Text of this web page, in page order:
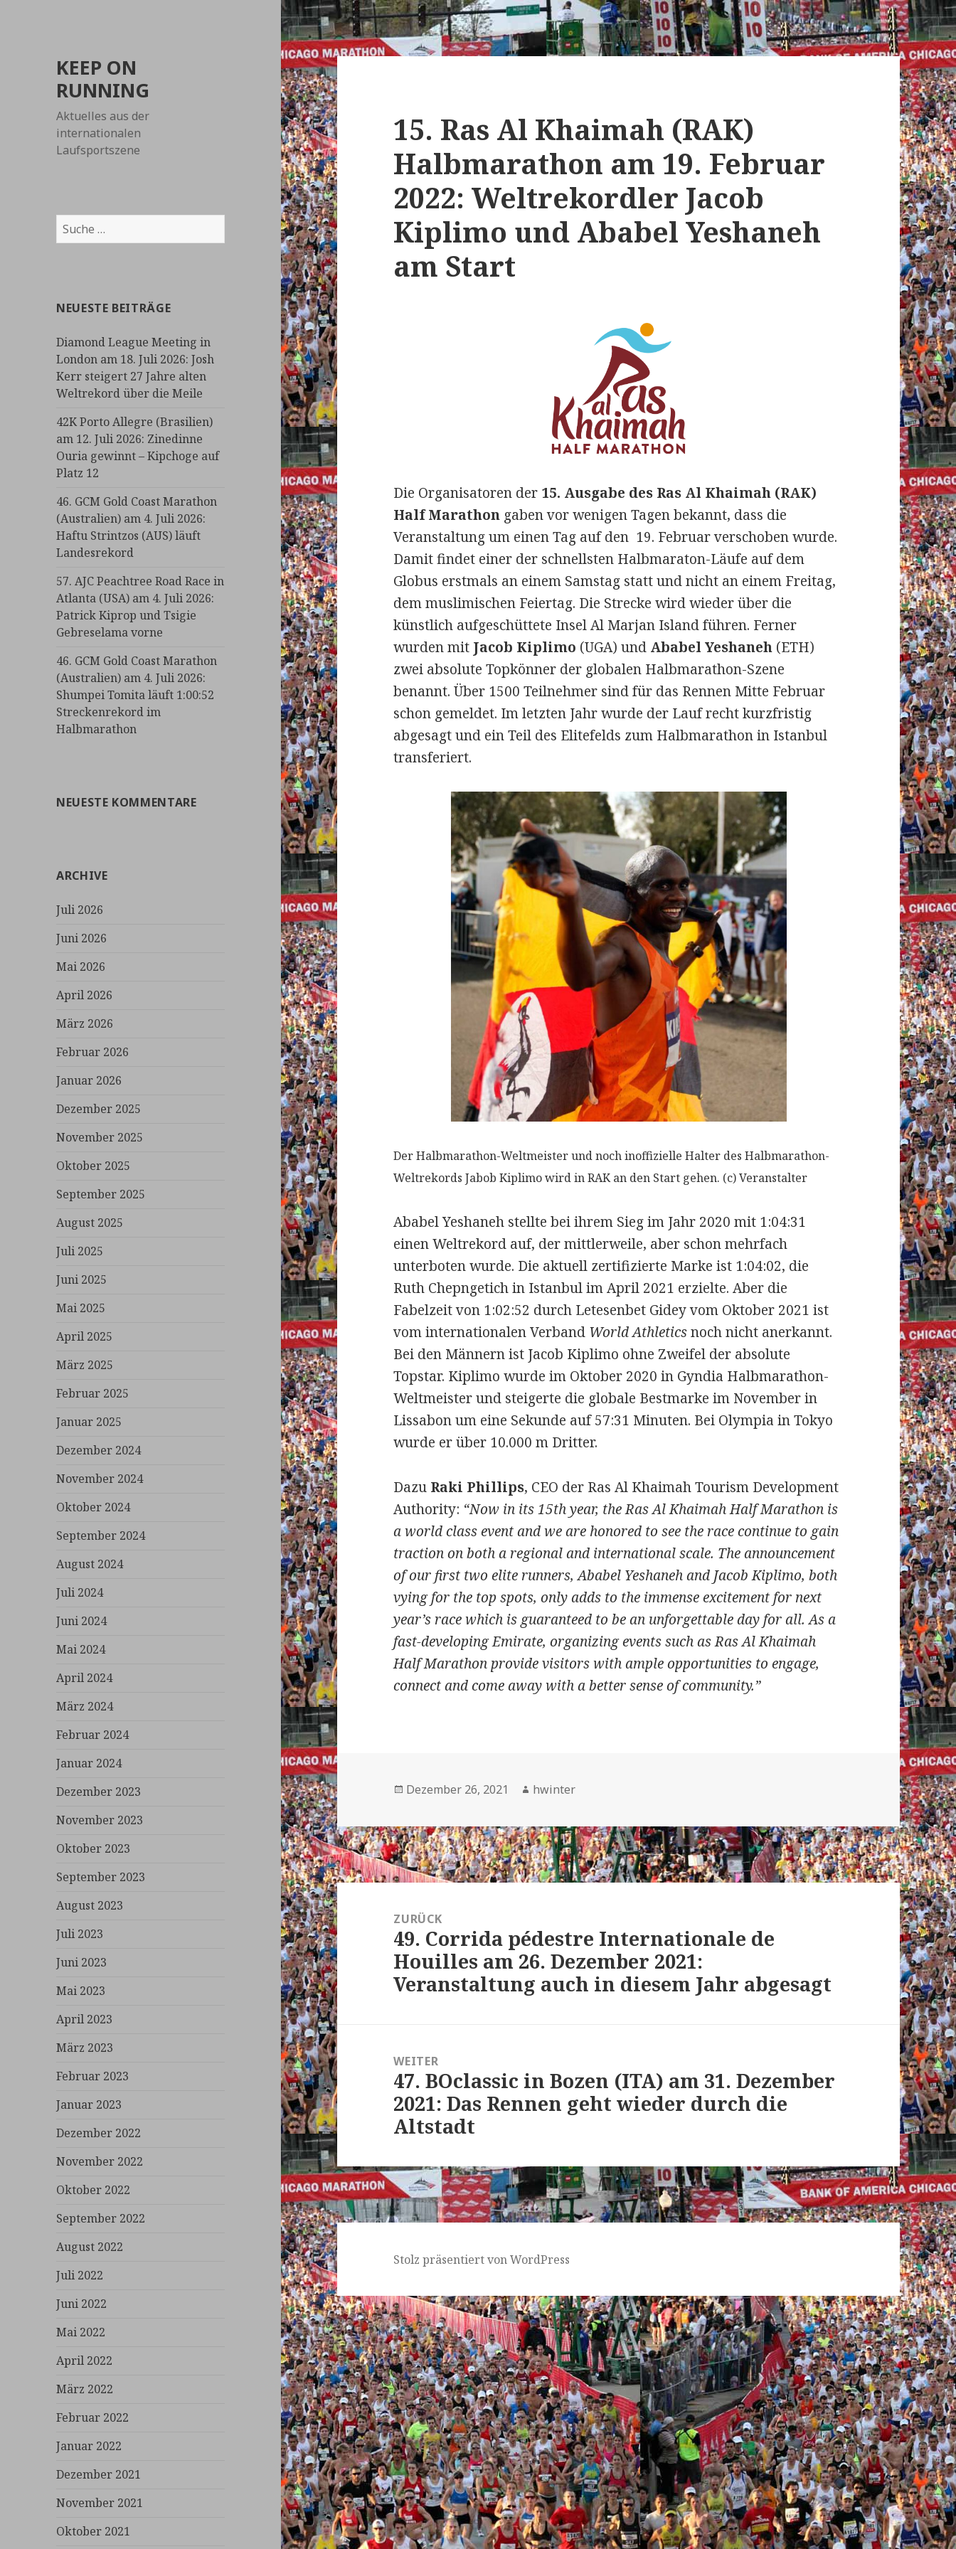
KEEP ON
RUNNING
Aktuelles aus der
internationalen
Laufsportszene
Suche
nach:
NEUESTE BEITRÄGE
Diamond League Meeting in
London am 18. Juli 2026: Josh
Kerr steigert 27 Jahre alten
Weltrekord über die Meile
42K Porto Allegre (Brasilien)
am 12. Juli 2026: Zinedinne
Ouria gewinnt – Kipchoge auf
Platz 12
46. GCM Gold Coast Marathon
(Australien) am 4. Juli 2026:
Haftu Strintzos (AUS) läuft
Landesrekord
57. AJC Peachtree Road Race in
Atlanta (USA) am 4. Juli 2026:
Patrick Kiprop und Tsigie
Gebreselama vorne
46. GCM Gold Coast Marathon
(Australien) am 4. Juli 2026:
Shumpei Tomita läuft 1:00:52
Streckenrekord im
Halbmarathon
NEUESTE KOMMENTARE
ARCHIVE
Juli 2026
Juni 2026
Mai 2026
April 2026
März 2026
Februar 2026
Januar 2026
Dezember 2025
November 2025
Oktober 2025
September 2025
August 2025
Juli 2025
Juni 2025
Mai 2025
April 2025
März 2025
Februar 2025
Januar 2025
Dezember 2024
November 2024
Oktober 2024
September 2024
August 2024
Juli 2024
Juni 2024
Mai 2024
April 2024
März 2024
Februar 2024
Januar 2024
Dezember 2023
November 2023
Oktober 2023
September 2023
August 2023
Juli 2023
Juni 2023
Mai 2023
April 2023
März 2023
Februar 2023
Januar 2023
Dezember 2022
November 2022
Oktober 2022
September 2022
August 2022
Juli 2022
Juni 2022
Mai 2022
April 2022
März 2022
Februar 2022
Januar 2022
Dezember 2021
November 2021
Oktober 2021
15. Ras Al Khaimah (RAK)
Halbmarathon am 19. Februar
2022: Weltrekordler Jacob
Kiplimo und Ababel Yeshaneh
am Start
Die Organisatoren der 15. Ausgabe des Ras Al Khaimah (RAK)
Half Marathon gaben vor wenigen Tagen bekannt, dass die
Veranstaltung um einen Tag auf den 19. Februar verschoben wurde.
Damit findet einer der schnellsten Halbmaraton-Läufe auf dem
Globus erstmals an einem Samstag statt und nicht an einem Freitag,
dem muslimischen Feiertag. Die Strecke wird wieder über die
künstlich aufgeschüttete Insel Al Marjan Island führen. Ferner
wurden mit Jacob Kiplimo (UGA) und Ababel Yeshaneh (ETH)
zwei absolute Topkönner der globalen Halbmarathon-Szene
benannt. Über 1500 Teilnehmer sind für das Rennen Mitte Februar
schon gemeldet. Im letzten Jahr wurde der Lauf recht kurzfristig
abgesagt und ein Teil des Elitefelds zum Halbmarathon in Istanbul
transferiert.
Der Halbmarathon-Weltmeister und noch inoffizielle Halter des Halbmarathon-
Weltrekords Jabob Kiplimo wird in RAK an den Start gehen. (c) Veranstalter
Ababel Yeshaneh stellte bei ihrem Sieg im Jahr 2020 mit 1:04:31
einen Weltrekord auf, der mittlerweile, aber schon mehrfach
unterboten wurde. Die aktuell zertifizierte Marke ist 1:04:02, die
Ruth Chepngetich in Istanbul im April 2021 erzielte. Aber die
Fabelzeit von 1:02:52 durch Letesenbet Gidey vom Oktober 2021 ist
vom internationalen Verband World Athleticsnoch nicht anerkannt.
Bei den Männern ist Jacob Kiplimo ohne Zweifel der absolute
Topstar. Kiplimo wurde im Oktober 2020 in Gyndia Halbmarathon-
Weltmeister und steigerte die globale Bestmarke im November in
Lissabon um eine Sekunde auf 57:31 Minuten. Bei Olympia in Tokyo
wurde er über 10.000 m Dritter.
Dazu Raki Phillips, CEO der Ras Al Khaimah Tourism Development
Authority: “Now in its 15th year, the Ras Al Khaimah Half Marathon is
a world class event and we are honored to see the race continue to gain
traction on both a regional and international scale. The announcement
of our first two elite runners, Ababel Yeshaneh and Jacob Kiplimo, both
vying for the top spots, only adds to the immense excitement for next
year’s race which is guaranteed to be an unforgettable day for all. As a
fast-developing Emirate, organizing events such as Ras Al Khaimah
Half Marathon provide visitors with ample opportunities to engage,
connect and come away with a better sense of community.”
Veröffentlicht
Dezember 26, 2021 Autor
hwinter
Beitrags-
NavigationZURÜCK
Vorheriger
Beitrag:
49. Corrida pédestre Internationale de
Houilles am 26. Dezember 2021:
Veranstaltung auch in diesem Jahr abgesagt
WEITER
Nächster
Beitrag:
47. BOclassic in Bozen (ITA) am 31. Dezember
2021: Das Rennen geht wieder durch die
Altstadt
Stolz präsentiert von WordPress